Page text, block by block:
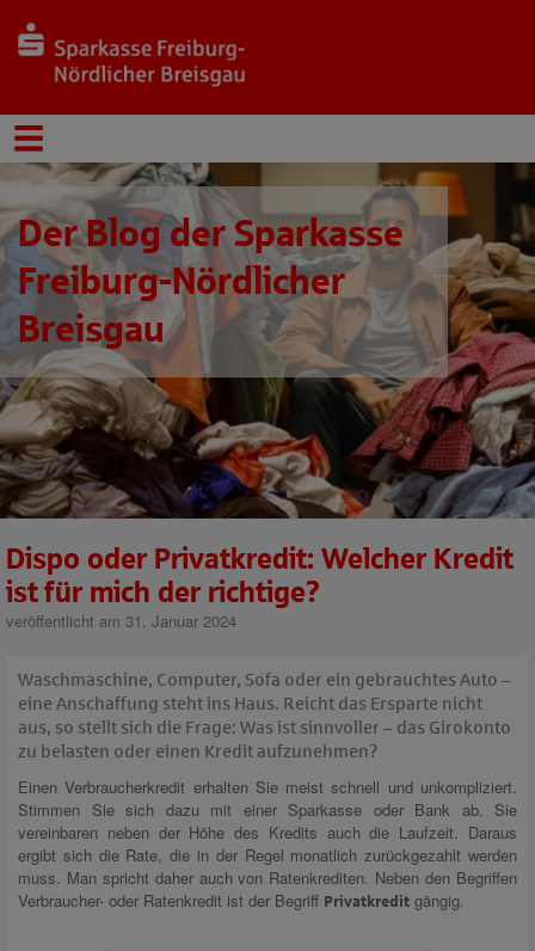
Der Blog der Sparkasse
Freiburg-Nördlicher
Breisgau
Dispo oder Privatkredit: Welcher Kredit
ist für mich der richtige?
veröffentlicht am 31. Januar 2024
Waschmaschine, Computer, Sofa oder ein gebrauchtes Auto –
eine Anschaffung steht ins Haus. Reicht das Ersparte nicht
aus, so stellt sich die Frage: Was ist sinnvoller – das Girokonto
zu belasten oder einen Kredit aufzunehmen?
Einen Verbraucherkredit erhalten Sie meist schnell und unkompliziert.
Stimmen Sie sich dazu mit einer Sparkasse oder Bank ab. Sie
vereinbaren neben der Höhe des Kredits auch die Laufzeit. Daraus
ergibt sich die Rate, die in der Regel monatlich zurückgezahlt werden
muss. Man spricht daher auch von Ratenkrediten. Neben den Begriffen
Verbraucher- oder Ratenkredit ist der Begriff Privatkredit gängig.